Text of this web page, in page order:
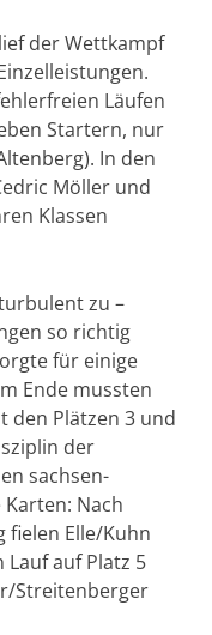
der Wettkampf
Läufen
Startern, nur
In den
Möller und
Klassen
zu –
so richtig
für einige
Ende mussten
den Plätzen 3 und
der
sachsen-
Nach
fielen Elle/Kuhn
auf Platz 5
Streitenberger